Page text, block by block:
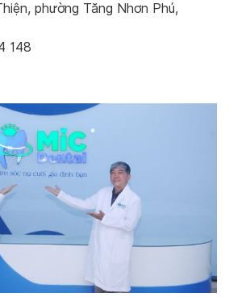
phường Tăng Nhơn Phú,
148